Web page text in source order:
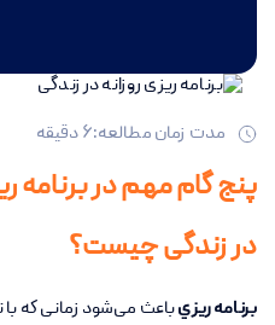
مدت زمان مطالعه:6دقیقه
پنج گام مهم در برنامه
در زندگی چیست؟
برنامه ريزيباعث می‌شود زمانی که